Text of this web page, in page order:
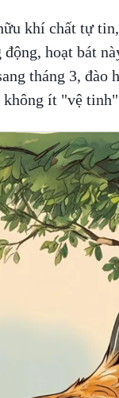
khí chất tự
hoạt bát
tháng 3, đào
ít "vệ